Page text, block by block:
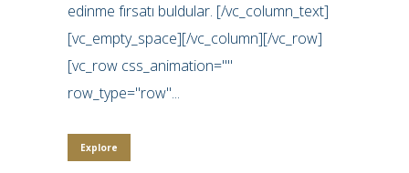
edinme fırsatı buldular. [/vc_column_text]
[vc_empty_space][/vc_column][/vc_row]
[vc_row css_animation=""
row_type="row"...
Explore